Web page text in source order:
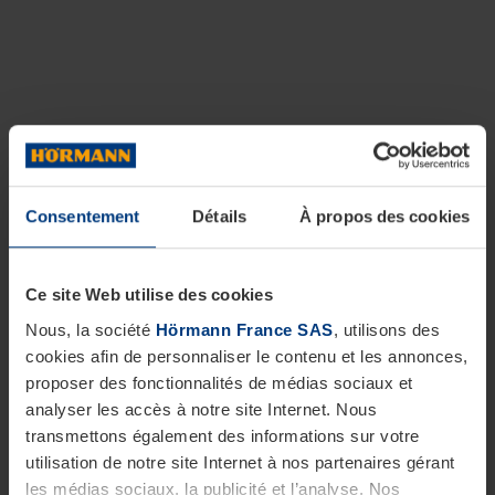
Consentement Détails À propos des cookies
Ce site Web utilise des cookies
Nous, la société Hörmann France SAS, utilisons des
cookies afin de personnaliser le contenu et les annonces,
proposer des fonctionnalités de médias sociaux et
analyser les accès à notre site Internet. Nous
transmettons également des informations sur votre
utilisation de notre site Internet à nos partenaires gérant
les médias sociaux, la publicité et l’analyse. Nos